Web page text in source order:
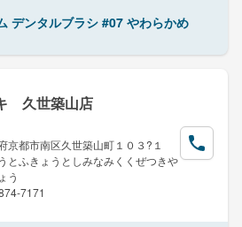
デンタルブラシ #07 やわらかめ
久世築山店
京都市南区久世築山町１０３?１
とふきょうとしみなみくくぜつきや
う
7171